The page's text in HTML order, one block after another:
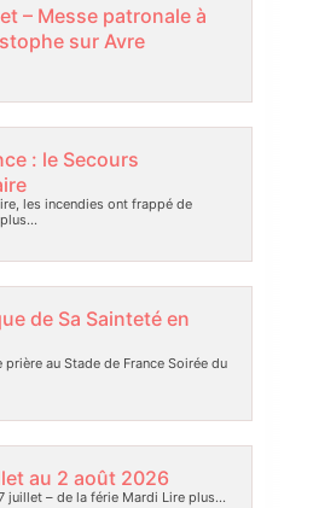
– Messe patronale à
sur Avre
: le Secours
les incendies ont frappé de
de Sa Sainteté en
prière au Stade de France Soirée du
au 2 août 2026
juillet – de la férie Mardi Lire plus…